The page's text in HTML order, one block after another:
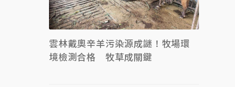
雲林戴奧辛羊污染源成謎！牧場環
境檢測合格 牧草成關鍵